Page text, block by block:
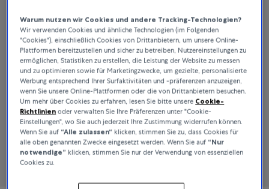
Warum nutzen wir Cookies und andere Tracking-Technologien?
Wir verwenden Cookies und ähnliche Technologien (im Folgenden
"Cookies"), einschließlich Cookies von Drittanbietern, um unsere Online-
Plattformen bereitzustellen und sicher zu betreiben, Nutzereinstellungen zu
ermöglichen, Statistiken zu erstellen, die Leistung der Website zu messen
und zu optimieren sowie für Marketingzwecke, um gezielte, personalisierte
Werbung entsprechend Ihrer Surfaktivitäten und -präferenzen anzuzeigen,
wenn Sie unsere Online-Plattformen oder die von Drittanbietern besuchen.
Um mehr über Cookies zu erfahren, lesen Sie bitte unsere Cookie-
Richtlinien oder verwalten Sie Ihre Präferenzen unter "Cookie-
Einstellungen", wo Sie auch jederzeit Ihre Zustimmung widerrufen können.
Wenn Sie auf “Alle zulassen“ klicken, stimmen Sie zu, dass Cookies für
alle oben genannten Zwecke eingesetzt werden. Wenn Sie auf “Nur
notwendige” klicken, stimmen Sie nur der Verwendung von essenziellen
Cookies zu.